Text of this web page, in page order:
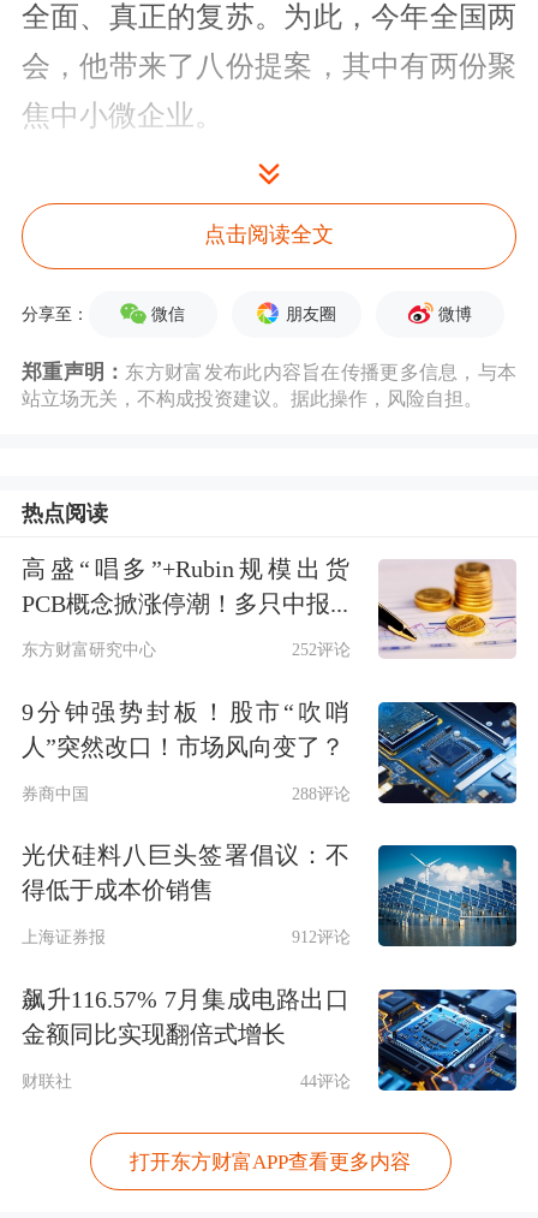
全面、真正的复苏。为此，今年全国两
会，他带来了八份提案，其中有两份聚
焦中小微企业。
融资难的问题一直困扰和制约着中小微
企业的发展。“2022年，我们应该把政
小微企业的货币政策力度，增加小微企
业贷款，使资金直达小微企业，浇花浇
具有一定局限性。例如降准和再贷款，
体现的是央行与商业银行的关系。货币
政策工具的运用多释放的资金只是释放
步把这些增加的资金贷给小微企业，则
是另一回事情。
为了能够使货币政策进一步穿透，缓解
小微企业融资难，贺强建议，应当更多
地运用结构性货币政策工具。第一，支
小再贷款具有结构性特征，采用“先贷
后借”模式，由金融机构先为小微企业
定向发放贷款，再向央行申请再贷款资
金，保证了资金支持小微企业的直达性
与精准性。为了缓解小微企业融资难，
点击阅读全文
分享至： 微信 朋友圈 微博
郑重声明： 东方财富发布此内容旨在传播更多信息，与本
站立场无关，不构成投资建议。据此操作，风险自担。
热点阅读
高盛“唱多”+Rubin规模出货
PCB概念掀涨停潮！多只中报...
东方财富研究中心 252评论
9分钟强势封板！股市“吹哨
人”突然改口！市场风向变了？
券商中国 288评论
光伏硅料八巨头签署倡议：不
得低于成本价销售
上海证券报 912评论
飙升116.57% 7月集成电路出口
金额同比实现翻倍式增长
财联社 44评论
打开东方财富APP查看更多内容